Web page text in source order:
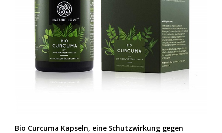
Bio Curcuma Kapseln, eine Schutzwirkung gegen